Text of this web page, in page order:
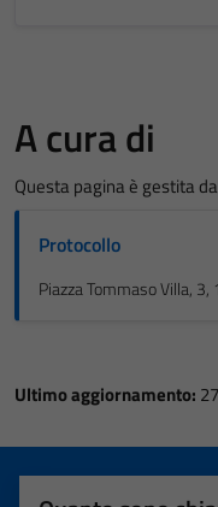
A cura di
Questa pagina è gestita da
Protocollo
Piazza Tommaso Villa,
Ultimo aggiornamento: